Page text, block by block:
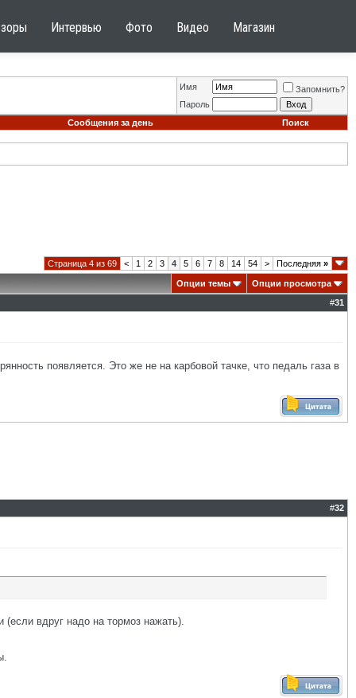
Интервью Фото Видео Магазин
Имя
Запомнить?
Пароль
Сообщения за день
Поиск
Страница 4 из 69 < 1 2 3 4 5 6 7 8 14 54 > Последняя »
Опции темы
Опции просмотра
#31
появляется. Это же не на карбовой тачке, что педаль газа в
#32
(если вдруг надо на тормоз нажать).